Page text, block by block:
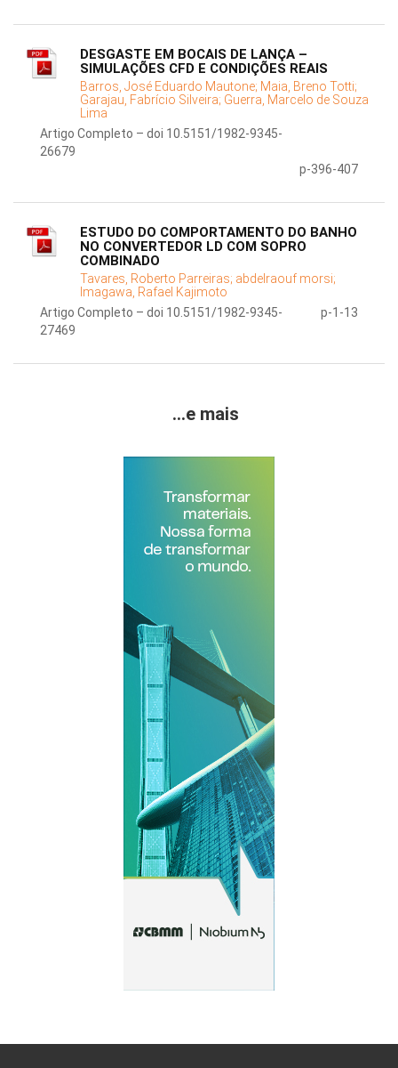
DESGASTE EM BOCAIS DE LANÇA –
SIMULAÇÕES CFD E CONDIÇÕES REAIS
Barros, José Eduardo Mautone; Maia, Breno Totti;
Garajau, Fabrício Silveira; Guerra, Marcelo de Souza
Lima
Artigo Completo – doi 10.5151/1982-9345-
26679
p-396-407
ESTUDO DO COMPORTAMENTO DO BANHO
NO CONVERTEDOR LD COM SOPRO
COMBINADO
Tavares, Roberto Parreiras; abdelraouf morsi;
Imagawa, Rafael Kajimoto
Artigo Completo – doi 10.5151/1982-9345-
27469
p-1-13
...e mais